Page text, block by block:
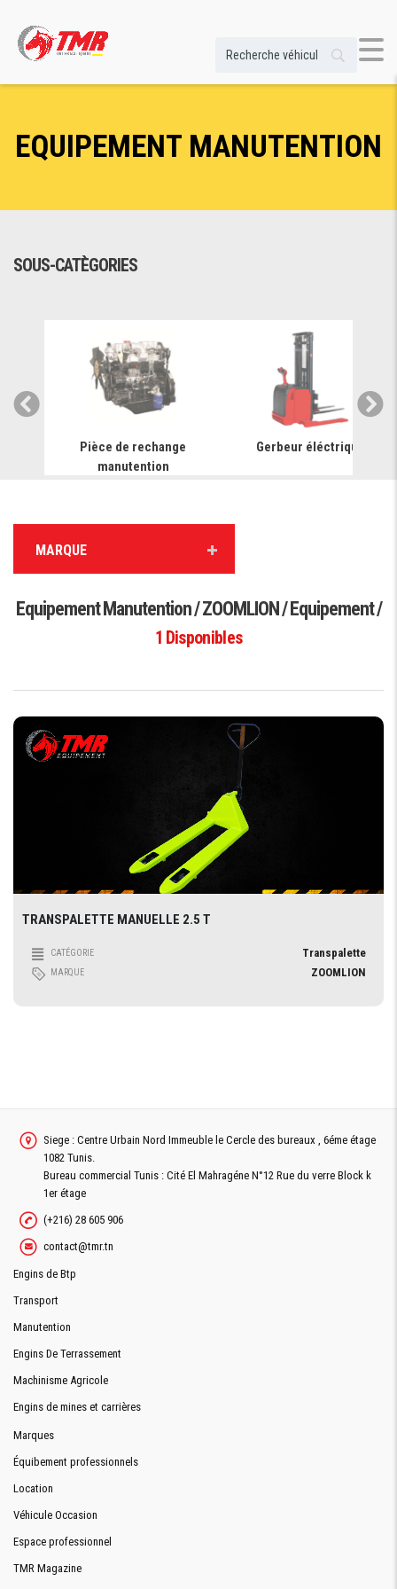
EQUIPEMENT MANUTENTION
SOUS-CATÈGORIES
Pièce de rechange
manutention
Gerbeur éléctrique
MARQUE
Equipement Manutention / ZOOMLION / Equipement /
1 Disponibles
TRANSPALETTE MANUELLE 2.5 T
CATÉGORIE Transpalette
MARQUE ZOOMLION
Siege : Centre Urbain Nord Immeuble le Cercle des bureaux , 6éme étage
1082 Tunis.
Bureau commercial Tunis : Cité El Mahragéne N°12 Rue du verre Block k
1er étage
(+216) 28 605 906
contact@tmr.tn
Engins de Btp
Transport
Manutention
Engins De Terrassement
Machinisme Agricole
Engins de mines et carrières
Marques
Équibement professionnels
Location
Véhicule Occasion
Espace professionnel
TMR Magazine